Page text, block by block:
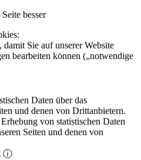
besser
Sie auf unserer Website
bearbeiten können („notwendige
Daten über das
und denen von Drittanbietern.
von statistischen Daten
Seiten und denen von
ⓘ